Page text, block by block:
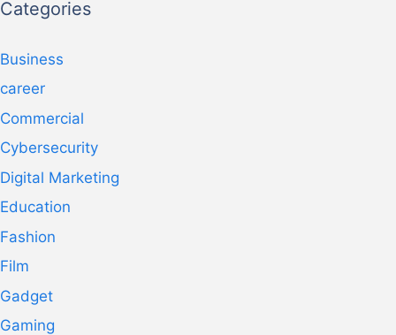
Categories
Business
career
Commercial
Cybersecurity
Digital Marketing
Education
Fashion
Film
Gadget
Gaming